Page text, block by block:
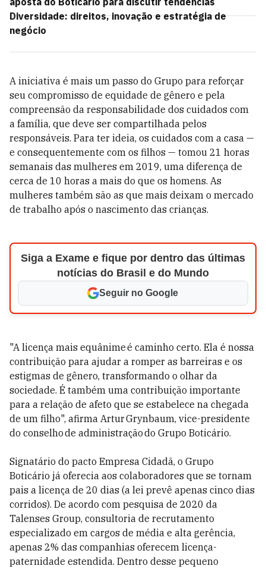
Diversidade: direitos, inovação e estratégia de
negócio
A iniciativa é mais um passo do Grupo para reforçar
seu compromisso de equidade de gênero e pela
compreensão da responsabilidade dos cuidados com
a família, que deve ser compartilhada pelos
responsáveis. Para ter ideia, os cuidados com a casa —
e consequentemente com os filhos — tomou 21 horas
semanais das mulheres em 2019, uma diferença de
cerca de 10 horas a mais do que os homens. As
mulheres também são as que mais deixam o mercado
de trabalho após o nascimento das crianças.
Siga a Exame e fique por dentro das últimas
notícias do Brasil e do Mundo
Seguir no Google
"A licença mais equânime é caminho certo. Ela é nossa
contribuição para ajudar a romper as barreiras e os
estigmas de gênero, transformando o olhar da
sociedade. É também uma contribuição importante
para a relação de afeto que se estabelece na chegada
de um filho", afirma Artur Grynbaum, vice-presidente
do conselho de administração do Grupo Boticário.
Signatário do pacto Empresa Cidadã, o Grupo
Boticário já oferecia aos colaboradores que se tornam
pais a licença de 20 dias (a lei prevê apenas cinco dias
corridos). De acordo com pesquisa de 2020 da
Talenses Group, consultoria de recrutamento
especializado em cargos de média e alta gerência,
apenas 2% das companhias oferecem licença-
paternidade estendida. Dentro desse pequeno